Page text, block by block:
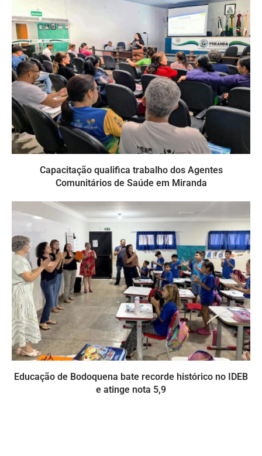
Capacitação qualifica trabalho dos Agentes
Comunitários de Saúde em Miranda
Educação de Bodoquena bate recorde histórico no IDEB
e atinge nota 5,9